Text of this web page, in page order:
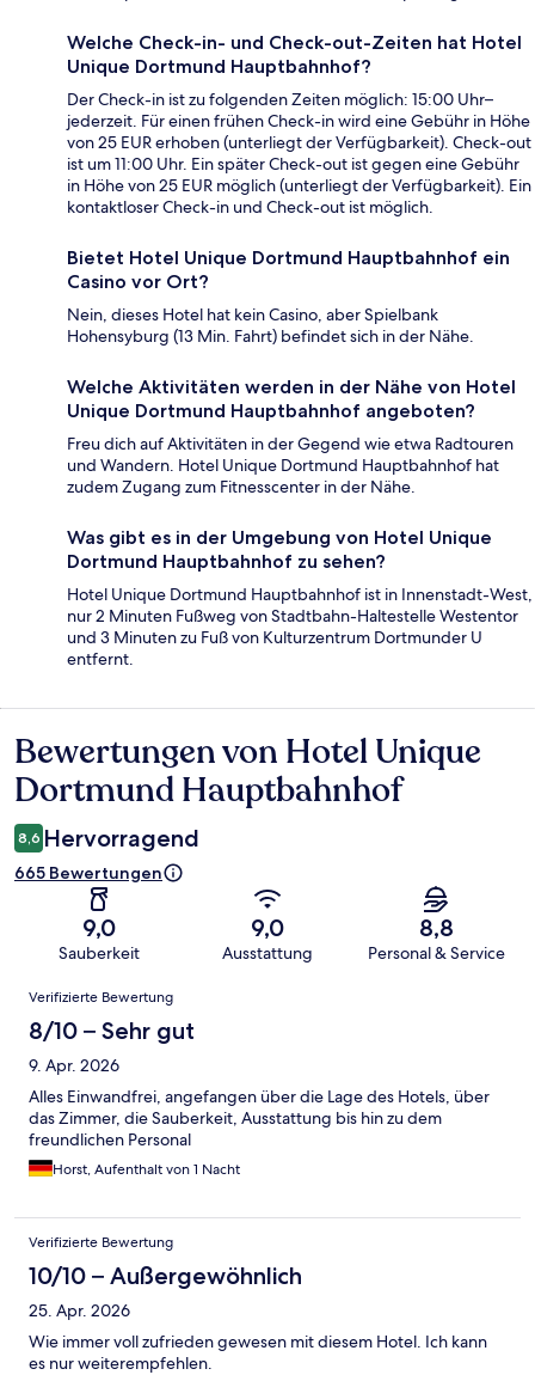
Welche Check-in- und Check-out-Zeiten hat Hotel
Unique Dortmund Hauptbahnhof?
Der Check-in ist zu folgenden Zeiten möglich: 15:00 Uhr–
jederzeit. Für einen frühen Check-in wird eine Gebühr in Höhe
von 25 EUR erhoben (unterliegt der Verfügbarkeit). Check-out
ist um 11:00 Uhr. Ein später Check-out ist gegen eine Gebühr
in Höhe von 25 EUR möglich (unterliegt der Verfügbarkeit). Ein
kontaktloser Check-in und Check-out ist möglich.
Bietet Hotel Unique Dortmund Hauptbahnhof ein
Casino vor Ort?
Nein, dieses Hotel hat kein Casino, aber Spielbank
Hohensyburg (13 Min. Fahrt) befindet sich in der Nähe.
Welche Aktivitäten werden in der Nähe von Hotel
Unique Dortmund Hauptbahnhof angeboten?
Freu dich auf Aktivitäten in der Gegend wie etwa Radtouren
und Wandern. Hotel Unique Dortmund Hauptbahnhof hat
zudem Zugang zum Fitnesscenter in der Nähe.
Was gibt es in der Umgebung von Hotel Unique
Dortmund Hauptbahnhof zu sehen?
Hotel Unique Dortmund Hauptbahnhof ist in Innenstadt-West,
nur 2 Minuten Fußweg von Stadtbahn-Haltestelle Westentor
und 3 Minuten zu Fuß von Kulturzentrum Dortmunder U
entfernt.
Bewertungen
Bewertungen von Hotel Unique
Dortmund Hauptbahnhof
8,6 Hervorragend
665 Bewertungen
9,0
Sauberkeit
9,0
Ausstattung
8,8
Personal & Service
Bewertungen
Verifizierte Bewertung
8/10 – Sehr gut
9. Apr. 2026
Alles Einwandfrei, angefangen über die Lage des Hotels, über
das Zimmer, die Sauberkeit, Ausstattung bis hin zu dem
freundlichen Personal
Horst, Aufenthalt von 1 Nacht
Verifizierte Bewertung
10/10 – Außergewöhnlich
25. Apr. 2026
Wie immer voll zufrieden gewesen mit diesem Hotel. Ich kann
es nur weiterempfehlen.